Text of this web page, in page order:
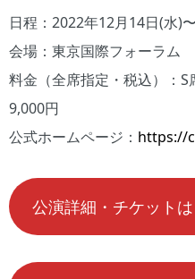
日程：2022年12月14日(水)
会場：東京国際フォーラム
料金（全席指定・税込）：
9,000円
公式ホームページ： https://
公演詳細・チケット